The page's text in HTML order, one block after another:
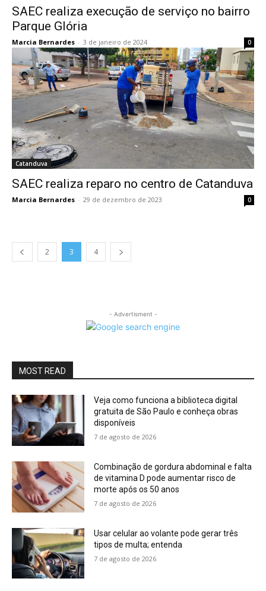
SAEC realiza execução de serviço no bairro
Parque Glória
Marcia Bernardes - 3 de janeiro de 2024 0
Catanduva
SAEC realiza reparo no centro de Catanduva
Marcia Bernardes - 29 de dezembro de 2023 0
2 3 4
- Advertisment -
MOST READ
Veja como funciona a biblioteca digital
gratuita de São Paulo e conheça obras
disponíveis
7 de agosto de 2026
Combinação de gordura abdominal e falta
de vitamina D pode aumentar risco de
morte após os 50 anos
7 de agosto de 2026
Usar celular ao volante pode gerar três
tipos de multa; entenda
7 de agosto de 2026